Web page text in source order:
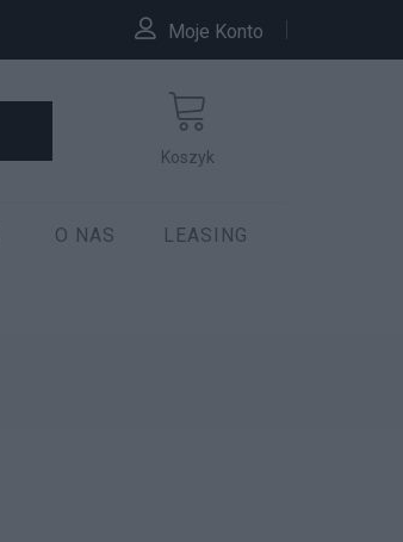
Moje Konto
Koszyk
O NAS LEASING